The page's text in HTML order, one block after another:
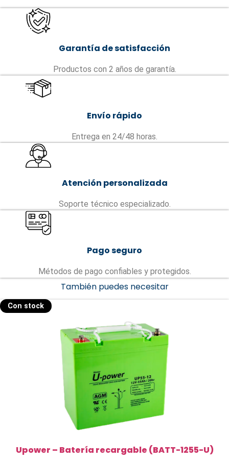
Garantía de satisfacción
Productos con 2 años de garantía.
Envío rápido
Entrega en 24/48 horas.
Atención personalizada
Soporte técnico especializado.
Pago seguro
Métodos de pago confiables y protegidos.
También puedes necesitar
Con stock
Upower – Batería recargable (BATT-1255-U)